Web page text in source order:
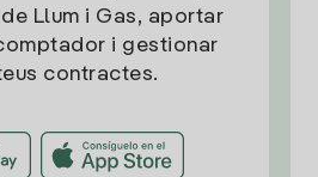
Llum i Gas, aportar
i gestionar
contractes.